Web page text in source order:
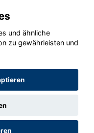
2020 - 2026
und ähnliche
zu gewährleisten und